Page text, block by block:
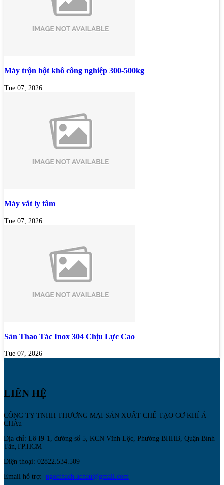
Máy trộn bột khô công nghiệp 300-500kg
Tue 07, 2026
Máy vắt ly tâm
Tue 07, 2026
Sàn Thao Tác Inox 304 Chịu Lực Cao
Tue 07, 2026
LIÊN HỆ
CÔNG TY TNHH THƯƠNG MẠI SẢN XUẤT CHẾ TẠO CƠ KHÍ Á
CHÂu
Địa chỉ: Lô I9-1, đường số 5, KCN Vĩnh Lộc, Phường BHHB, Quận Bình
Tân,TP.HCM
Điện thoại: 02822.534.509
Email hỗ trợ: ngocthach.achau@gmail.com